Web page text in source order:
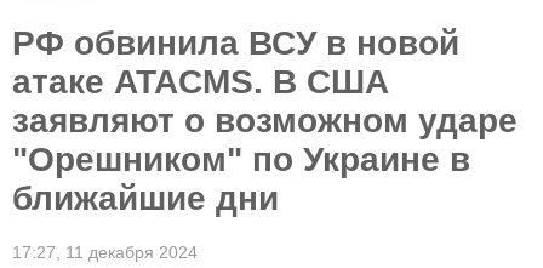
РФ обвинила ВСУ в новой
атаке ATACMS. В США
заявляют о возможном ударе
"Орешником" по Украине в
ближайшие дни
17:27, 11 декабря 2024